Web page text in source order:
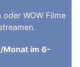
oderWOW Filme
Monat im 6-